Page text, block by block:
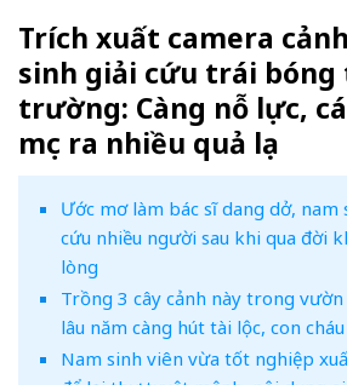
Trích xuất camera
sinh giải cứu trái bóng
trường: Càng nỗ lực,
mọc ra nhiều quả lạ
Ước mơ làm bác sĩ dang dở,
cứu nhiều người sau khi qua đời
lòng
Trồng 3 cây cảnh này trong
lâu năm càng hút tài lộc, con
Nam sinh viên vừa tốt nghiệp